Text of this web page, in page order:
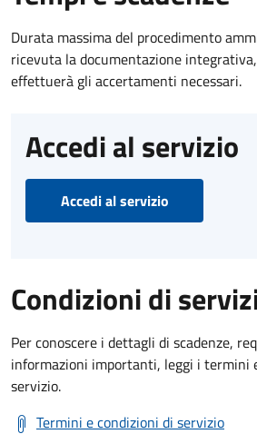
Durata massima del procedimento
ricevuta la documentazione
effettuerà gli accertamenti necessari.
Accedi al servizio
Accedi al servizio
Condizioni di
Per conoscere i dettagli di scadenze,
informazioni importanti, leggi i termini
servizio.
Termini e condizioni di servizio